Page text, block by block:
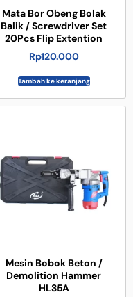
Mata Bor Obeng Bolak
Balik / Screwdriver Set
20Pcs Flip Extention
Rp120.000
Tambah ke keranjang
Mesin Bobok Beton /
Demolition Hammer
HL35A